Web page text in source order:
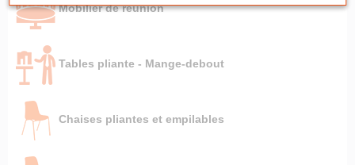
Mobilier de réunion
Tables pliante - Mange-debout
Chaises pliantes et empilables